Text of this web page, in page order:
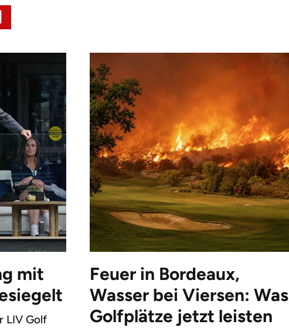
mit
LIV Golf
Feuer in Bordeaux,
Wasser bei Viersen: Was
Golfplätze jetzt leisten